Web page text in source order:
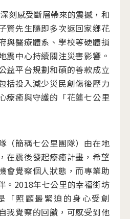
刻感受斷層帶來的震撼，和
賢先生隨即多次返回家鄉花
與醫療體系、學校等硬體損
震中心持續關注災害影響。
益平台規劃和碩的善款成立
括投入減少災民創傷後壓力
療癒與守護的「花蓮七公里
（簡稱七公里團隊）由在地
在震後發起療癒計畫，希望
會覺察個人狀態，而專業助
。2018年七公里的幸福街坊
「照顧最緊迫的身心受創
我覺察的回饋，可感受到他